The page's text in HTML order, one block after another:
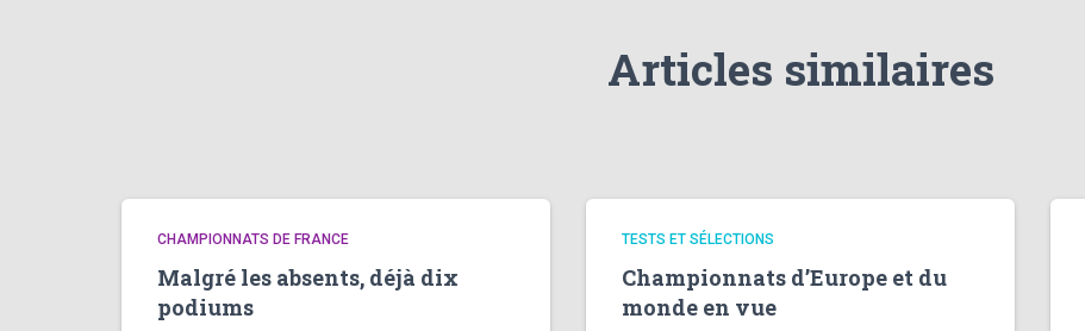
Articles similaires
CHAMPIONNATS DE FRANCE
Malgré les absents, déjà dix
podiums
TESTS ET SÉLECTIONS
Championnats d’Europe et du
monde en vue